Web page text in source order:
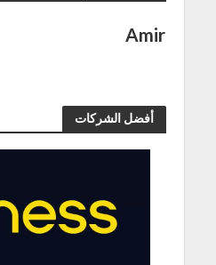
Amir
أفضل الشركات